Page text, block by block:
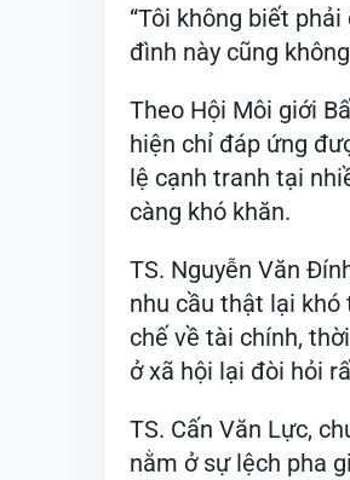
“Tôi không biết
đình này cũng
Theo Hội Môi giới
hiện chỉ đáp ứng
lệ cạnh tranh tại
càng khó khăn.
TS. Nguyễn Văn
nhu cầu thật lại
chế về tài chính,
ở xã hội lại đòi hỏi
TS. Cấn Văn Lực,
nằm ở sự lệch pha